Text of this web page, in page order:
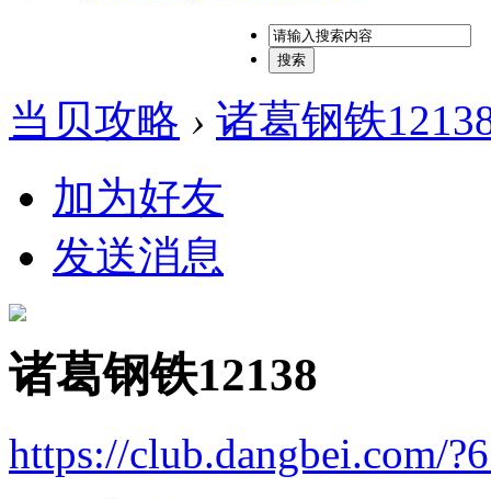
搜索
当贝攻略 › 诸葛钢铁
加为好友
发送消息
诸葛钢铁12138
https://club.dangbei.com/